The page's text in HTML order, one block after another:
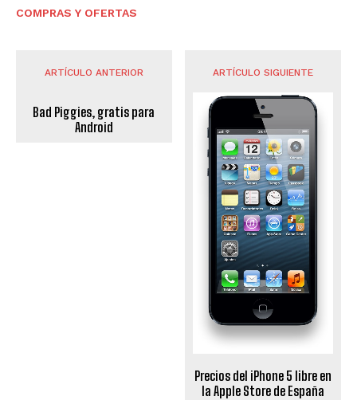
COMPRAS Y OFERTAS
ARTÍCULO ANTERIOR
Bad Piggies, gratis para
Android
ARTÍCULO SIGUIENTE
Precios del iPhone 5 libre en
la Apple Store de España